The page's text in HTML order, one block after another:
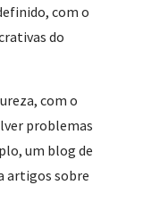
com o
do
com o
problemas
um blog de
artigos sobre